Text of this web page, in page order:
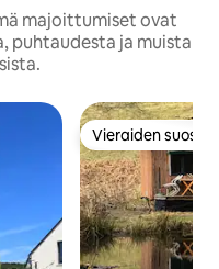
majoittumiset ovat
puhtaudesta ja muista
Vieraiden
Vieraiden